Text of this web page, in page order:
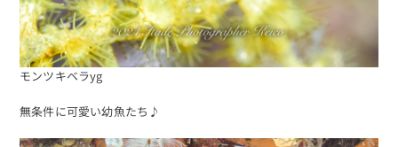
モンツキベラyg
無条件に可愛い幼魚たち♪
予約する